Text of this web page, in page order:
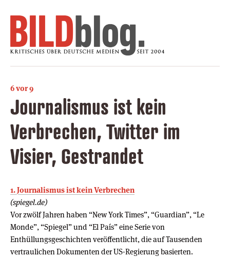
6 vor 9
Journalismus ist kein
Verbrechen, Twitter im
Visier, Gestrandet
1. Journalismus ist kein Verbrechen
(spiegel.de)
Vor zwölf Jahren haben “New York Times”, “Guardian”, “Le
Monde”, “Spiegel” und “El País” eine Serie von
Enthüllungsgeschichten veröffentlicht, die auf Tausenden
vertraulichen Dokumenten der US-Regierung basierten.